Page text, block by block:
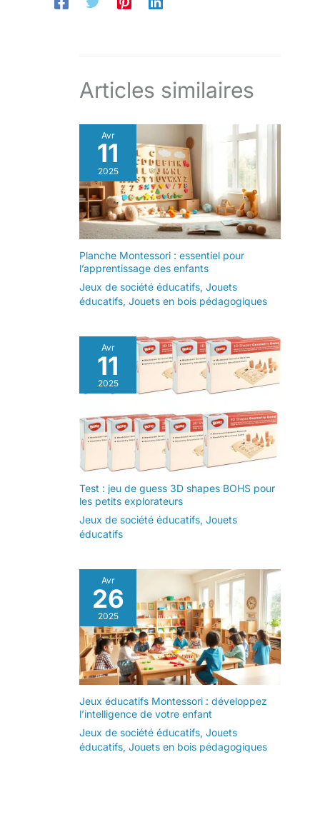
Articles similaires
Avr
11
2025
Planche Montessori : essentiel pour
l’apprentissage des enfants
Jeux de société éducatifs, Jouets
éducatifs, Jouets en bois pédagogiques
Avr
11
2025
Test : jeu de guess 3D shapes BOHS pour
les petits explorateurs
Jeux de société éducatifs, Jouets
éducatifs
Avr
26
2025
Jeux éducatifs Montessori : développez
l’intelligence de votre enfant
Jeux de société éducatifs, Jouets
éducatifs, Jouets en bois pédagogiques